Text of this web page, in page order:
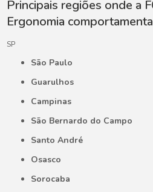
Principais regiões onde a
Ergonomia
SP
São Paulo
Guarulhos
Campinas
São Bernardo do Campo
Santo André
Osasco
Sorocaba